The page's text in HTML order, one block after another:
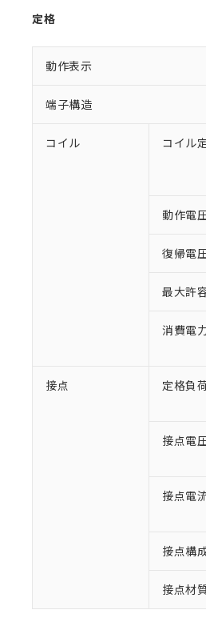
定格
動作表示
端子構造
コイル コイル
動作電
復帰電
最大許
消費電
接点 定格負
接点電
接点電
接点構
接点材